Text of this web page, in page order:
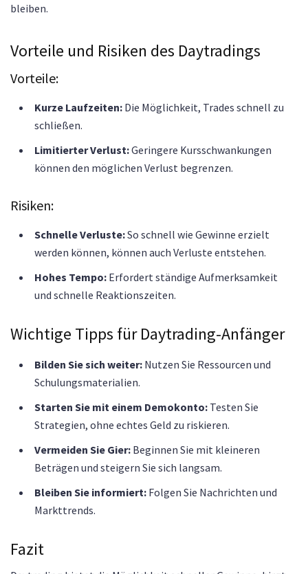
bleiben.
Vorteile und Risiken des Daytradings
Vorteile:
Kurze Laufzeiten: Die Möglichkeit, Trades schnell zu
schließen.
Limitierter Verlust:Geringere Kursschwankungen
können den möglichen Verlust begrenzen.
Risiken:
Schnelle Verluste:So schnell wie Gewinne erzielt
werden können, können auch Verluste entstehen.
Hohes Tempo: Erfordert ständige Aufmerksamkeit
und schnelle Reaktionszeiten.
Wichtige Tipps für Daytrading-Anfänger
Bilden Sie sich weiter: Nutzen Sie Ressourcen und
Schulungsmaterialien.
Starten Sie mit einem Demokonto: Testen Sie
Strategien, ohne echtes Geld zu riskieren.
Vermeiden Sie Gier: Beginnen Sie mit kleineren
Beträgen und steigern Sie sich langsam.
Bleiben Sie informiert: Folgen Sie Nachrichten und
Markttrends.
Fazit